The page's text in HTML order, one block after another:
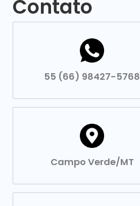
Contato
55 (66) 98427-5768
Campo Verde/MT